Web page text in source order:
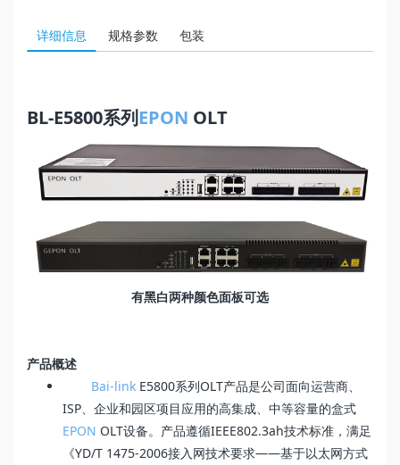
详细信息 规格参数 包装
BL-E5800系列EPON OLT
有黑白两种颜色面板可选
产品概述
Bai-link E5800系列OLT产品是公司面向运营商、
ISP、企业和园区项目应用的高集成、中等容量的盒式
EPON OLT设备。产品遵循IEEE802.3ah技术标准，满足
《YD/T 1475-2006接入网技术要求——基于以太网方式